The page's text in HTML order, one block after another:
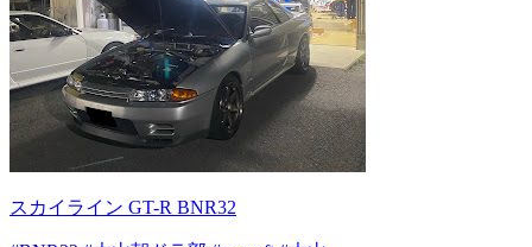
スカイライン GT-R BNR32